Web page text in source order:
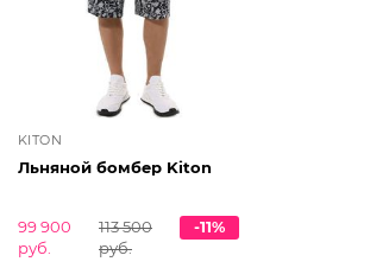
KITON
Льняной бомбер Kiton
99 900
руб.
113 500
руб.
-11%